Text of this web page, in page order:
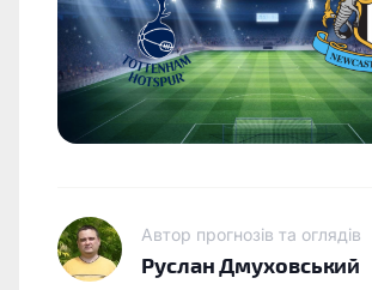
Автор прогнозів та оглядів
Руслан Дмуховський